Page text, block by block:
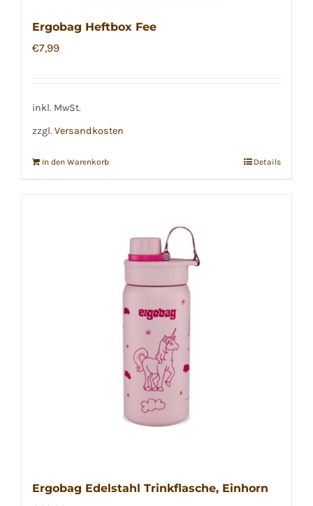
Ergobag Heftbox Fee
€7,99
inkl. MwSt.
zzgl. Versandkosten
In den Warenkorb Details
Ergobag Edelstahl Trinkflasche, Einhorn